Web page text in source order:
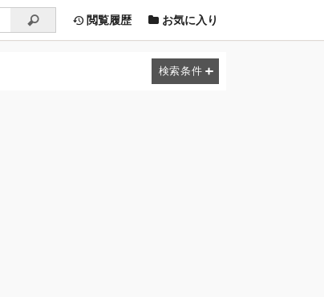
閲覧履歴 お気に入り